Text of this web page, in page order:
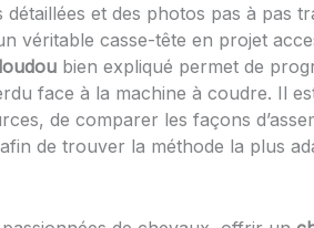
détaillées et des photos pas à pas
véritable casse-tête en projet
bien expliqué permet de
face à la machine à coudre. Il
de comparer les façons
de trouver la méthode la plus